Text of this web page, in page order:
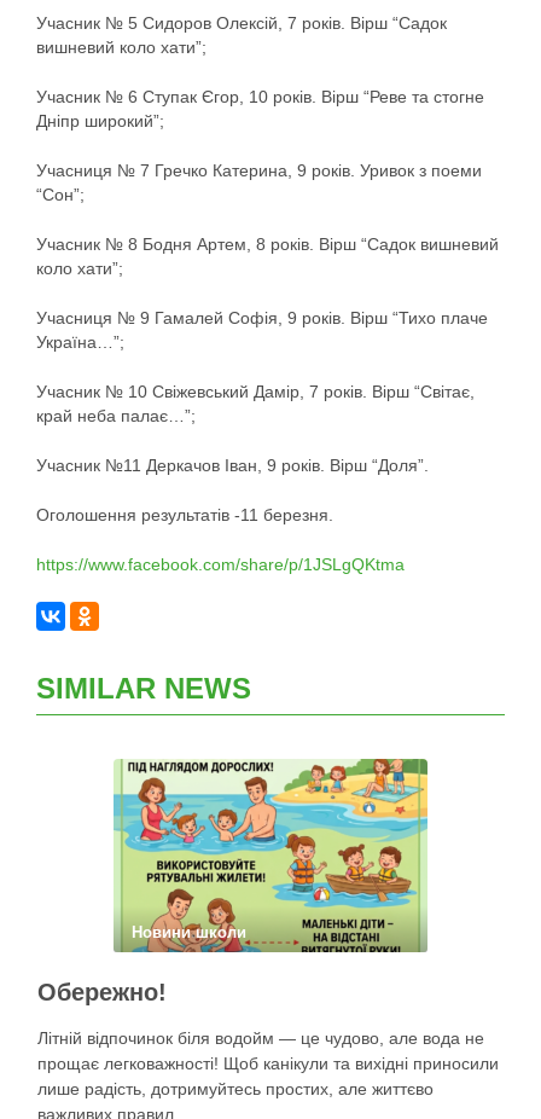
Учасник № 5 Сидоров Олексій, 7 років. Вірш “Садок
вишневий коло хати”;
Учасник № 6 Ступак Єгор, 10 років. Вірш “Реве та стогне
Дніпр широкий”;
Учасниця № 7 Гречко Катерина, 9 років. Уривок з поеми
“Сон”;
Учасник № 8 Бодня Артем, 8 років. Вірш “Садок вишневий
коло хати”;
Учасниця № 9 Гамалей Софія, 9 років. Вірш “Тихо плаче
Україна…”;
Учасник № 10 Свіжевський Дамір, 7 років. Вірш “Світає,
край неба палає…”;
Учасник №11 Деркачов Іван, 9 років. Вірш “Доля”.
Оголошення результатів -11 березня.
https://www.facebook.com/share/p/1JSLgQKtma
SIMILAR NEWS
Новини школи
Обережно!
Літній відпочинок біля водойм — це чудово, але вода не
прощає легковажності! Щоб канікули та вихідні приносили
лише радість, дотримуйтесь простих, але життєво
важливих правил.